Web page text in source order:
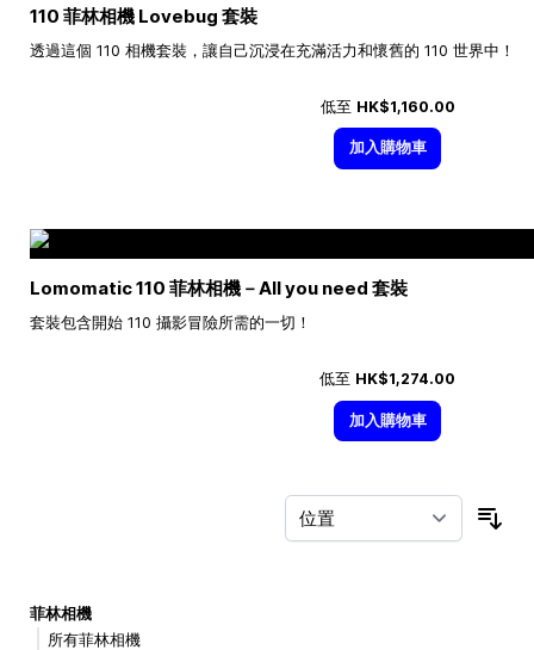
110 菲林相機 Lovebug 套裝
透過這個 110 相機套裝，讓自己沉浸在充滿活力和懷舊的 110 世界中！
低至 HK$1,160.00
加入購物車
Lomomatic 110 菲林相機－All you need 套裝
套裝包含開始 110 攝影冒險所需的一切！
低至 HK$1,274.00
加入購物車
菲林相機
所有菲林相機